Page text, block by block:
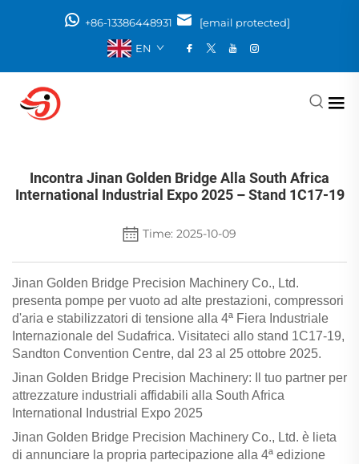
+86-13386448931
[email protected]
EN
Incontra Jinan Golden Bridge Alla South Africa
International Industrial Expo 2025 – Stand 1C17-19
Time: 2025-10-09
Jinan Golden Bridge Precision Machinery Co., Ltd.
presenta pompe per vuoto ad alte prestazioni, compressori
d'aria e stabilizzatori di tensione alla 4ª Fiera Industriale
Internazionale del Sudafrica. Visitateci allo stand 1C17-19,
Sandton Convention Centre, dal 23 al 25 ottobre 2025.
Jinan Golden Bridge Precision Machinery: Il tuo partner per
attrezzature industriali affidabili alla South Africa
International Industrial Expo 2025
Jinan Golden Bridge Precision Machinery Co., Ltd. è lieta
di annunciare la propria partecipazione alla 4ª edizione